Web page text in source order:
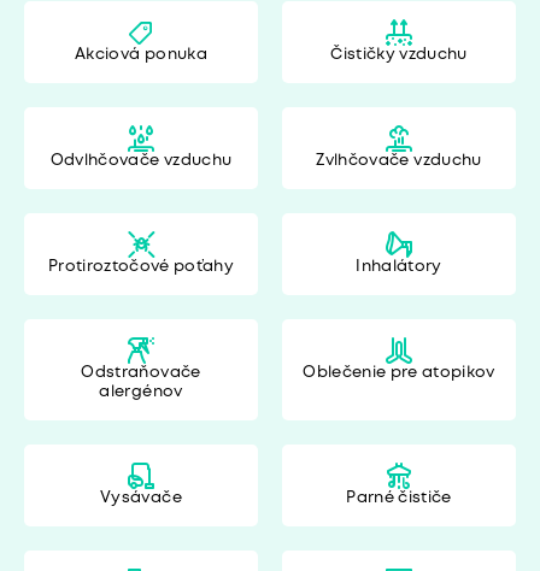
Akciová ponuka Čističky vzduchu
Odvlhčovače vzduchu Zvlhčovače vzduchu
Protiroztočové poťahy Inhalátory
Odstraňovače
alergénov
Oblečenie pre atopikov
Vysávače Parné čističe